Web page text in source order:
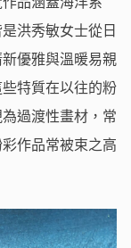
洪秀敏女士從日
優雅與溫暖易親
特質在以往的粉
過渡性畫材，常
作品常被束之高